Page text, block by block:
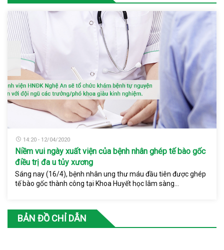
14:20 - 12/04/2020
Niềm vui ngày xuất viện của bệnh nhân ghép tế bào gốc
điều trị đa u tủy xương
Sáng nay (16/4), bệnh nhân ung thư máu đầu tiên được ghép
tế bào gốc thành công tại Khoa Huyết học lâm sàng...
BẢN ĐỒ CHỈ DẪN